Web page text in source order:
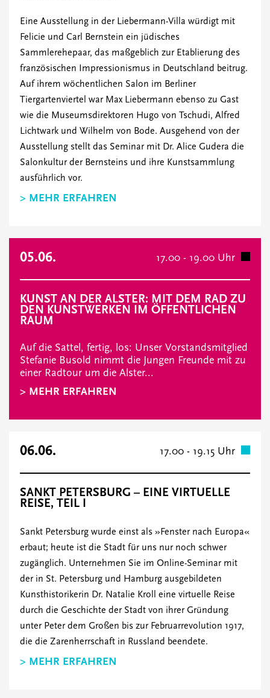
Eine Ausstellung in der Liebermann-Villa würdigt mit
Felicie und Carl Bernstein ein jüdisches
Sammlerehepaar, das maßgeblich zur Etablierung des
französischen Impressionismus in Deutschland beitrug.
Auf ihrem wöchentlichen Salon im Berliner
Tiergartenviertel war Max Liebermann ebenso zu Gast
wie die Museumsdirektoren Hugo von Tschudi, Alfred
Lichtwark und Wilhelm von Bode. Ausgehend von der
Ausstellung stellt das Seminar mit Dr. Alice Gudera die
Salonkultur der Bernsteins und ihre Kunstsammlung
ausführlich vor.
> MEHR ERFAHREN
05.06. 17.00 - 19.00 Uhr
KUNST AN DER ALSTER: MIT DEM RAD ZU
DEN KUNSTWERKEN IM ÖFFENTLICHEN
RAUM
Auf die Sattel, fertig, los: Unser Vorstandsmitglied
Stefanie Busold nimmt die Jungen Freunde mit zu
einer Radtour um die Alster...
> MEHR ERFAHREN
06.06. 17.00 - 19.15 Uhr
SANKT PETERSBURG – EINE VIRTUELLE
REISE, TEIL I
Sankt Petersburg wurde einst als »Fenster nach Europa«
erbaut; heute ist die Stadt für uns nur noch schwer
zugänglich. Unternehmen Sie im Online-Seminar mit
der in St. Petersburg und Hamburg ausgebildeten
Kunsthistorikerin Dr. Natalie Kroll eine virtuelle Reise
durch die Geschichte der Stadt von ihrer Gründung
unter Peter dem Großen bis zur Februarrevolution 1917,
die die Zarenherrschaft in Russland beendete.
> MEHR ERFAHREN